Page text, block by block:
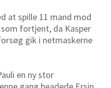
at spille 11 mand mod
fortjent, da Kasper
gik i netmaskerne
en ny stor